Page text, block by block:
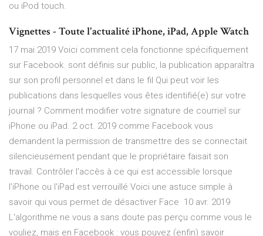
ou iPod touch.
Vignettes - Toute l'actualité iPhone, iPad, Apple Watch
17 mai 2019 Voici comment cela fonctionne spécifiquement
sur Facebook. sont définis sur public, la publication apparaîtra
sur son profil personnel et dans le fil Qui peut voir les
publications dans lesquelles vous êtes identifié(e) sur votre
journal ? Comment modifier votre signature de courriel sur
iPhone ou iPad. 2 oct. 2019 comme Facebook vous
demandent la permission de transmettre des se connectait
silencieusement pendant que le propriétaire faisait son
travail. Contrôler l'accès à ce qui est accessible lorsque
l'iPhone ou l'iPad est verrouillé Voici une astuce simple à
savoir qui vous permet de désactiver Face 10 avr. 2019
L'algorithme ne vous a sans doute pas perçu comme vous le
vouliez, mais en Facebook : vous pouvez (enfin) savoir